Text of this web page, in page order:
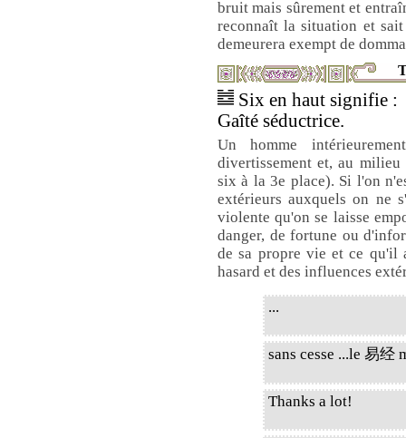
bruit mais sûrement et
reconnaît la situation et
demeurera exempt de
Six en haut signifie :
Gaîté séductrice.
Un homme
divertissement et, au
six à la 3e place). Si l'on
extérieurs auxquels on ne
violente qu'on se laisse
danger, de fortune ou
de sa propre vie et ce qu'il
hasard et des influences
...
sans cesse ...le 易经
Thanks a lot!